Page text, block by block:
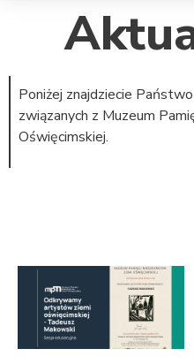
Poniżej znajdziecie
związanych z Muzeum
Oświęcimskiej.